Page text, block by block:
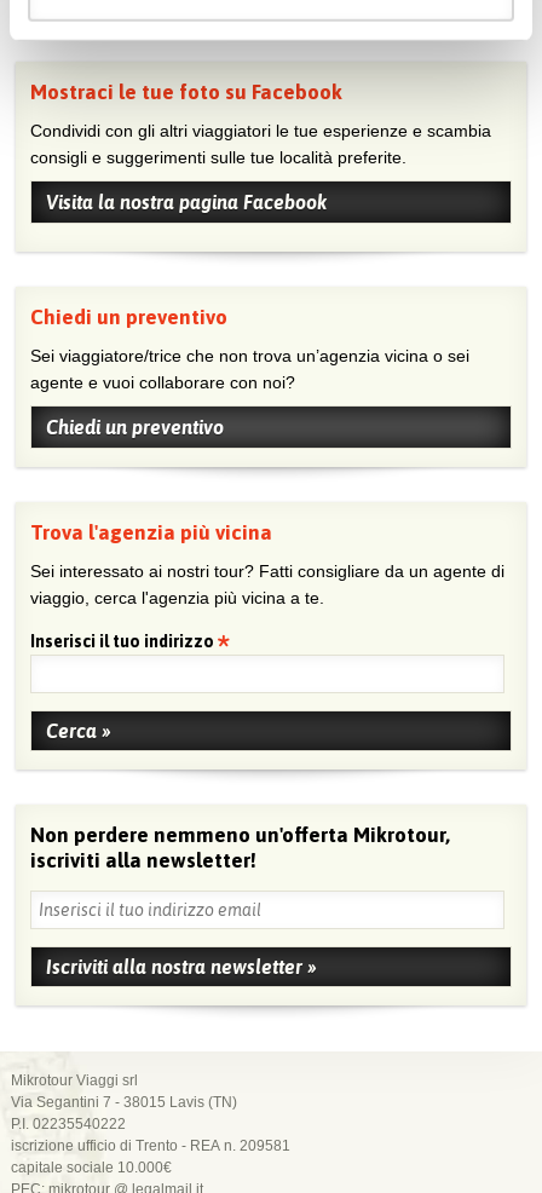
Mostraci le tue foto su Facebook
Condividi con gli altri viaggiatori le tue esperienze e scambia
consigli e suggerimenti sulle tue località preferite.
Visita la nostra pagina Facebook
Chiedi un preventivo
Sei viaggiatore/trice che non trova un’agenzia vicina o sei
agente e vuoi collaborare con noi?
Chiedi un preventivo
Trova l'agenzia più vicina
Sei interessato ai nostri tour? Fatti consigliare da un agente di
viaggio, cerca l'agenzia più vicina a te.
Inserisci il tuo indirizzo
Non perdere nemmeno un'offerta Mikrotour,
iscriviti alla newsletter!
Mikrotour Viaggi srl
Via Segantini 7 - 38015 Lavis (TN)
P.I. 02235540222
iscrizione ufficio di Trento - REA n. 209581
capitale sociale 10.000€
PEC: mikrotour @ legalmail.it